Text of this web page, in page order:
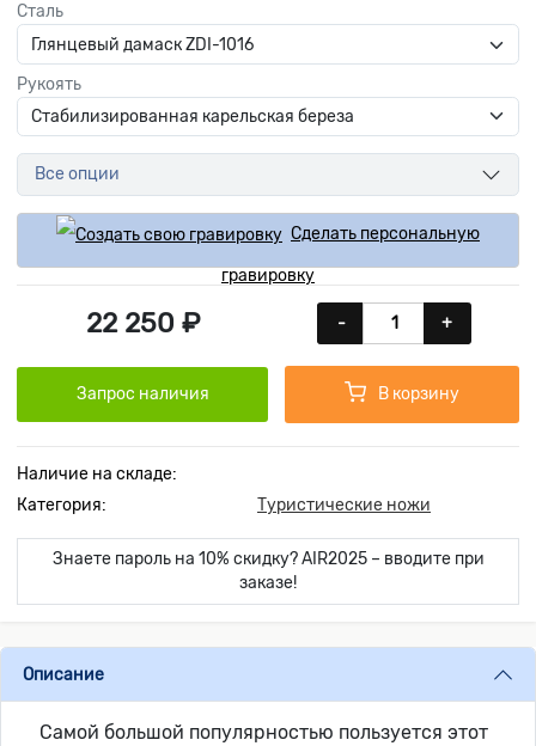
Сталь
Рукоять
Все опции
Сделать персональную
гравировку
22 250 ₽ - +
Запрос наличия В корзину
Наличие на складе:
Категория:
Туристические ножи
Знаете пароль на 10% скидку? AIR2025 – вводите при
заказе!
Описание
Самой большой популярностью пользуется этот